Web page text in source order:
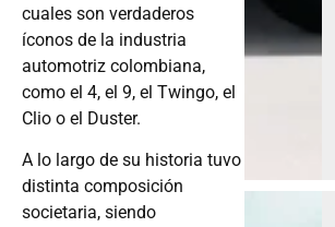
cuales son verdaderos
íconos de la industria
automotriz colombiana,
como el 4, el 9, el Twingo, el
Clio o el Duster.
A lo largo de su historia tuvo
distinta composición
societaria, siendo